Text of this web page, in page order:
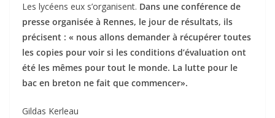
Les lycéens eux s’organisent. Dans une conférence de
presse organisée à Rennes, le jour de résultats, ils
précisent : « nous allons demander à récupérer toutes
les copies pour voir si les conditions d’évaluation ont
été les mêmes pour tout le monde. La lutte pour le
bac en breton ne fait que commencer».
Gildas Kerleau